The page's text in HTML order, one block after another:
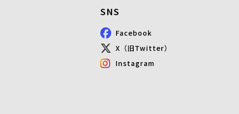
SNS
Facebook
X（旧Twitter）
Instagram